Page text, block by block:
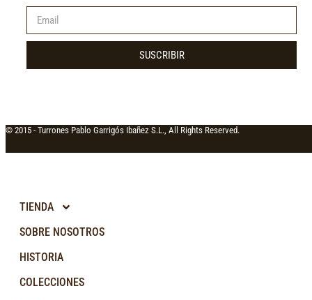
SUSCRIBIR
© 2015 - Turrones Pablo Garrigós Ibañez S.L., All Rights Reserved.
TIENDA
SOBRE NOSOTROS
HISTORIA
COLECCIONES